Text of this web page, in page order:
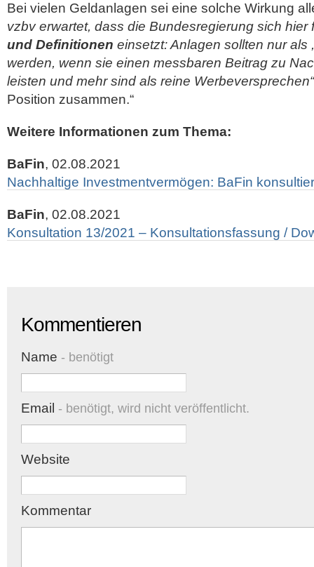
Bei vielen Geldanlagen sei eine solche Wirkung
vzbv erwartet, dass die Bundesregierung sich hier
und Definitionen einsetzt: Anlagen sollten nur als
werden, wenn sie einen messbaren Beitrag zu
leisten und mehr sind als reine Werbeversprechen“
Position zusammen.“
Weitere Informationen zum Thema:
BaFin, 02.08.2021
Nachhaltige Investmentvermögen: BaFin
BaFin, 02.08.2021
Konsultation 13/2021 – Konsultationsfassung /
Kommentieren
Name - benötigt
Email - benötigt, wird nicht veröffentlicht.
Website
Kommentar